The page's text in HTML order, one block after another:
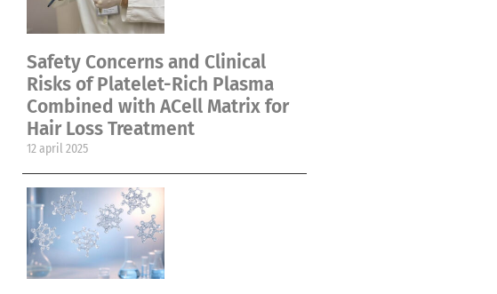
Safety Concerns and Clinical
Risks of Platelet-Rich Plasma
Combined with ACell Matrix for
Hair Loss Treatment
12 april 2025